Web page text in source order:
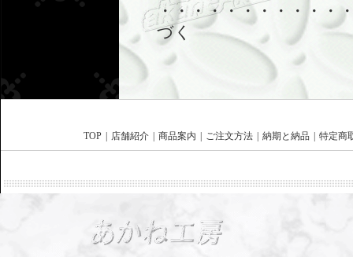
・・・・・・・・・・・
づく
TOP 店舗紹介 商品案内 ご注文方法 納期と納品 特定商